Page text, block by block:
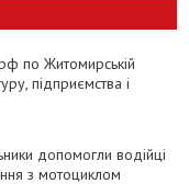
по Житомирській
підприємства і
допомогли водійці
з мотоциклом